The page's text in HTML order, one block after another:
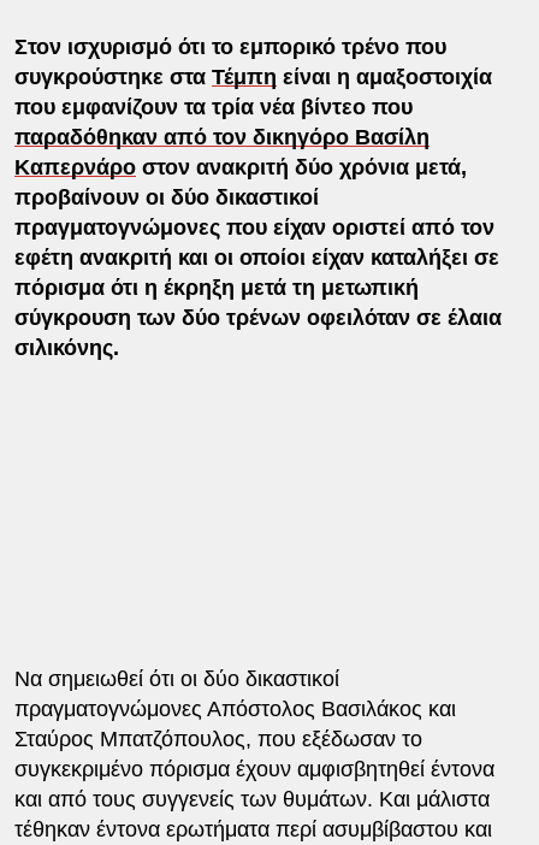
Στον ισχυρισμό ότι το εμπορικό τρένο που
συγκρούστηκε στα Τέμπη είναι η αμαξοστοιχία
που εμφανίζουν τα τρία νέα βίντεο που
παραδόθηκαν από τον δικηγόρο Βασίλη
Καπερνάροστον ανακριτή δύο χρόνια μετά,
προβαίνουν οι δύο δικαστικοί
πραγματογνώμονες που είχαν οριστεί από τον
εφέτη ανακριτή και οι οποίοι είχαν καταλήξει σε
πόρισμα ότι η έκρηξη μετά τη μετωπική
σύγκρουση των δύο τρένων οφειλόταν σε έλαια
σιλικόνης.
Να σημειωθεί ότι οι δύο δικαστικοί
πραγματογνώμονες Απόστολος Βασιλάκος και
Σταύρος Μπατζόπουλος, που εξέδωσαν το
συγκεκριμένο πόρισμα έχουν αμφισβητηθεί έντονα
και από τους συγγενείς των θυμάτων. Και μάλιστα
τέθηκαν έντονα ερωτήματα περί ασυμβίβαστου και